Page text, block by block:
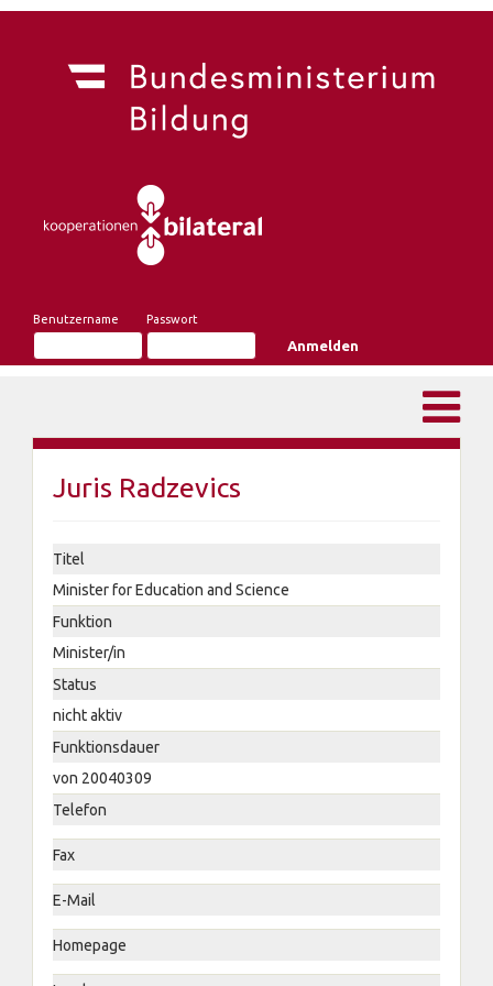
Benutzername Passwort
Juris Radzevics
Titel
Minister for Education and Science
Funktion
Minister/in
Status
nicht aktiv
Funktionsdauer
von 20040309
Telefon
Fax
E-Mail
Homepage